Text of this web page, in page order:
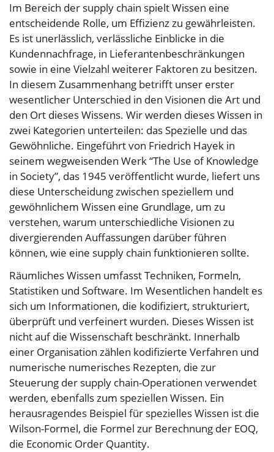
Im Bereich der supply chain spielt Wissen eine
entscheidende Rolle, um Effizienz zu gewährleisten.
Es ist unerlässlich, verlässliche Einblicke in die
Kundennachfrage, in Lieferantenbeschränkungen
sowie in eine Vielzahl weiterer Faktoren zu besitzen.
In diesem Zusammenhang betrifft unser erster
wesentlicher Unterschied in den Visionen die Art und
den Ort dieses Wissens. Wir werden dieses Wissen in
zwei Kategorien unterteilen: das Spezielle und das
Gewöhnliche. Eingeführt von Friedrich Hayek in
seinem wegweisenden Werk “The Use of Knowledge
in Society”, das 1945 veröffentlicht wurde, liefert uns
diese Unterscheidung zwischen speziellem und
gewöhnlichem Wissen eine Grundlage, um zu
verstehen, warum unterschiedliche Visionen zu
divergierenden Auffassungen darüber führen
können, wie eine supply chain funktionieren sollte.
Räumliches Wissen umfasst Techniken, Formeln,
Statistiken und Software. Im Wesentlichen handelt es
sich um Informationen, die kodifiziert, strukturiert,
überprüft und verfeinert wurden. Dieses Wissen ist
nicht auf die Wissenschaft beschränkt. Innerhalb
einer Organisation zählen kodifizierte Verfahren und
numerische numerisches Rezepten, die zur
Steuerung der supply chain-Operationen verwendet
werden, ebenfalls zum speziellen Wissen. Ein
herausragendes Beispiel für spezielles Wissen ist die
Wilson-Formel, die Formel zur Berechnung der EOQ,
die Economic Order Quantity.